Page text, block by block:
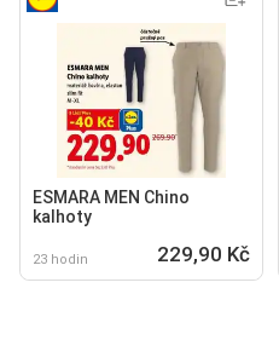
ESMARA MEN Chino
kalhoty
23 hodin 229,90 Kč